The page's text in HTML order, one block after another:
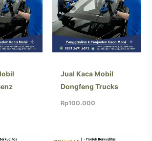
Jual Kaca Mobil
Dongfeng Trucks
Rp100.000